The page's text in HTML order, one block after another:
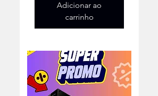
Adicionar ao
carrinho